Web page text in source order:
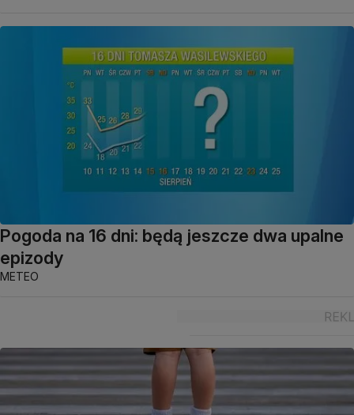
Pogoda na 16 dni: będą jeszcze dwa upalne
epizody
METEO